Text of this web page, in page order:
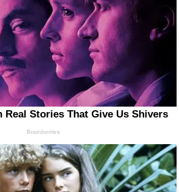
Real Stories That Give Us Shivers
Brainberries